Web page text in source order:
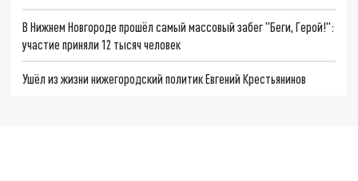
В Нижнем Новгороде прошёл самый массовый забег "Беги, Герой!":
участие приняли 12 тысяч человек
Ушёл из жизни нижегородский политик Евгений Крестьянинов